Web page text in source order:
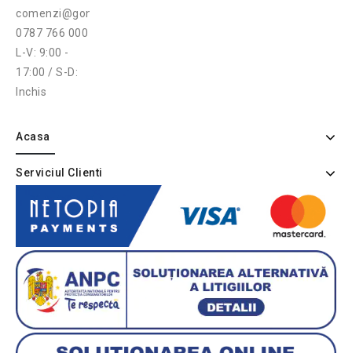
comenzi@gonga.ro
0787 766 000
L-V: 9:00 -
17:00 / S-D:
Inchis
Acasa
Serviciul Clienti